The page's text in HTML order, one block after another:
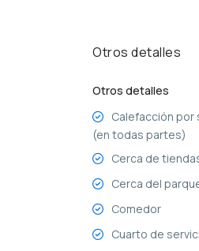
Otros detalles
Otros detalles
Calefacción por
(en todas partes)
Cerca de
Cerca del
Comedor
Cuarto de